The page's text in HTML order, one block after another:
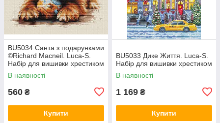
BU5034 Санта з подарунками
©Richard Macneil. Luca-S.
Набір для вишивки хрестиком
В наявності
560 ₴
Купити
BU5033 Дике Життя. Luca-S.
Набір для вишивки хрестиком
В наявності
1 169 ₴
Купити